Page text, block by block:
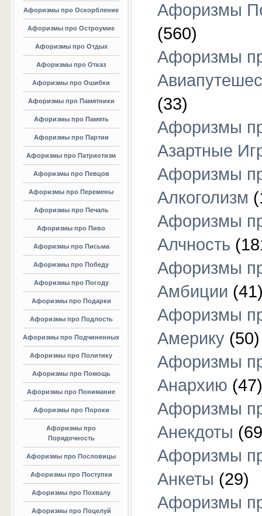
Афоризмы про Оскорбление
Афоризмы про Остроумие
Афоризмы про Отдых
Афоризмы про Отказ
Афоризмы про Ошибки
Афоризмы про Памятники
Афоризмы про Память
Афоризмы про Партии
Афоризмы про Патриотизм
Афоризмы про Певцов
Афоризмы про Перемены
Афоризмы про Печаль
Афоризмы про Пиво
Афоризмы про Письма
Афоризмы про Победу
Афоризмы про Погоду
Афоризмы про Подарки
Афоризмы про Подлость
Афоризмы про Подчиненных
Афоризмы про Политику
Афоризмы про Помощь
Афоризмы про Понимание
Афоризмы про Пороки
Афоризмы про
Порядочность
Афоризмы про Пословицы
Афоризмы про Поступки
Афоризмы про Похвалу
Афоризмы про Поцелуй
Афоризмы
(560)
Афоризмы
(33)
Афоризмы
Азартные
Афоризмы
Алкоголизм
Афоризмы
Алчность
Афоризмы
Амбиции
Афоризмы
Америку (50)
Афоризмы
Анархию (47)
Афоризмы
Анекдоты
Афоризмы
Анкеты (29)
Афоризмы